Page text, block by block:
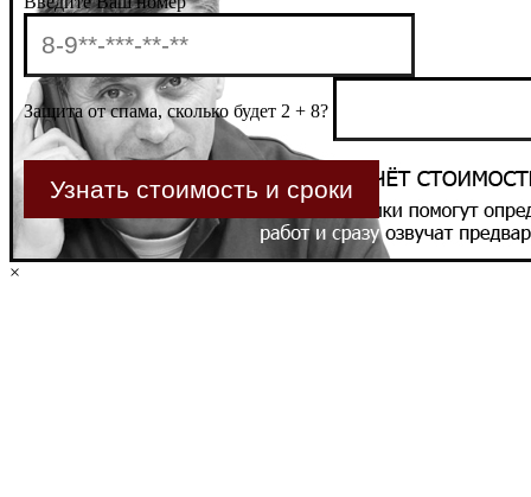
Защита от спама, сколько будет 2 + 8?
×